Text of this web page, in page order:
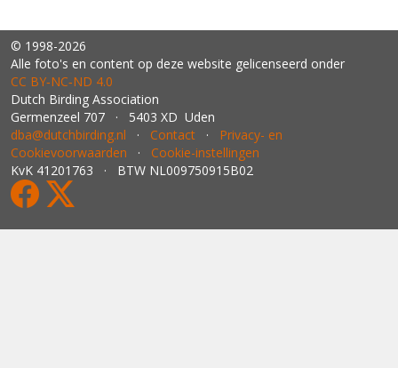
© 1998-2026
Alle foto's en content op deze website gelicenseerd onder
CC BY‑NC‑ND 4.0
Dutch Birding Association
Germenzeel 707 · 5403 XD Uden
dba@dutchbirding.nl · Contact · Privacy- en
Cookievoorwaarden · Cookie-instellingen
KvK 41201763 · BTW NL009750915B02